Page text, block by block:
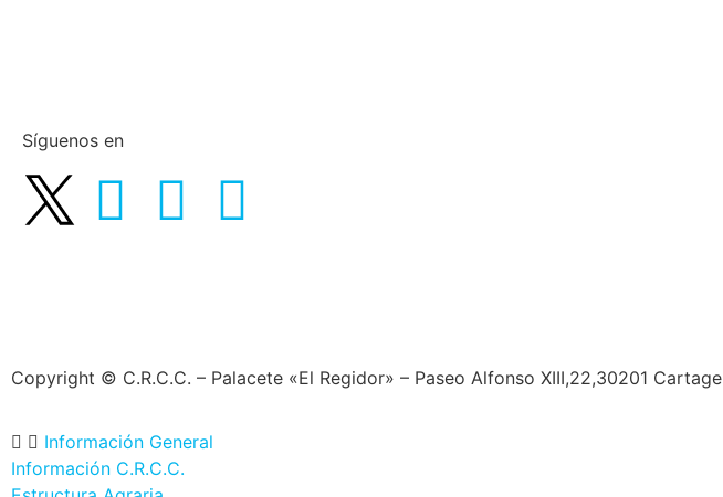
Síguenos en
Copyright © C.R.C.C. – Palacete «El Regidor» – Paseo Alfonso XIII,22,30201
Información General
Información C.R.C.C.